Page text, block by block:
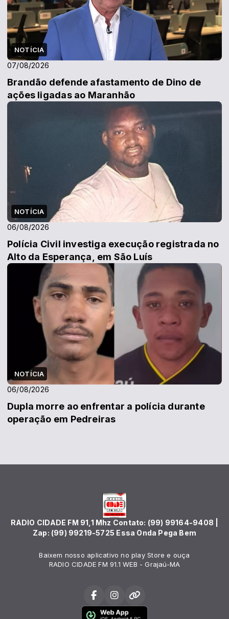
NOTÍCIA
07/08/2026
Brandão defende afastamento de Dino de
ações ligadas ao Maranhão
NOTÍCIA
06/08/2026
Polícia Civil investiga execução registrada no
Alto da Esperança, em São Luís
NOTÍCIA
06/08/2026
Dupla morre ao enfrentar a polícia durante
operação em Pedreiras
RADIO CIDADE FM 91,1 Mhz Contato: (99) 99164-9408 |
Zap: (99) 99219-5725 Essa Onda Pega Bem
Baixem nosso aplicativo no play Store e ouça
RADIO CIDADE FM 91.1 WEB - Grajaú-MA